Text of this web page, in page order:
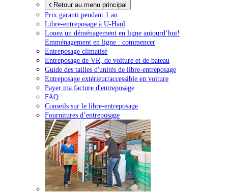
Retour au menu principal
Prix garanti pendant 1 an
Libre-entreposage à U-Haul
Louez un déménagement en ligne aujourd’hui!
Emménagement en ligne : commencer
Entreposage climatisé
Entreposage de VR, de voiture et de bateau
Guide des tailles d'unités de libre-entreposage
Entreposage extérieur/accessible en voiture
Payer ma facture d'entreposage
FAQ
Conseils sur le libre-entreposage
Fournitures d’entreposage